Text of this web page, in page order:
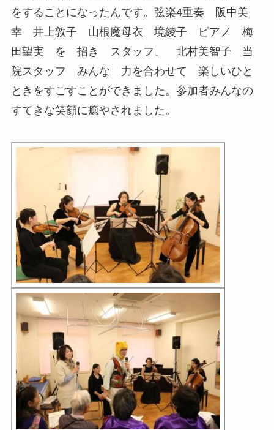
をすることになったんです。弦楽4重奏 阪中美
幸 井上敦子 山根魔母衣 境綾子 ピアノ 梅
田望実 を 招き スタッフ、 北村美智子 当
院スタッフ みんな 力を合わせて 楽しいひと
ときをすごすことができました。参加者みんなの
すてきな笑顔に癒やされました。